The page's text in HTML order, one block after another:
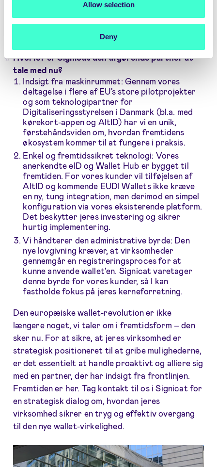
Allow selection
Deny
som er med til at forme den. Signicat er ikke en
passiv observatør – vi er en central aktør i
kernen af Europas nye digitale infrastruktur.
Hvorfor er Signicat den afgørende partner at
tale med nu?
Indsigt fra maskinrummet: Gennem vores
deltagelse i flere af EU's store pilotprojekter
og som teknologipartner for
Digitaliseringsstyrelsen i Danmark (bl.a. med
kørekort-appen og AltID) har vi en unik,
førstehåndsviden om, hvordan fremtidens
økosystem kommer til at fungere i praksis.
Enkel og fremtidssikret teknologi: Vores
anerkendte eID og Wallet Hub er bygget til
fremtiden. For vores kunder vil tilføjelsen af
AltID og kommende EUDI Wallets ikke kræve
en ny, tung integration, men derimod en simpel
konfiguration via vores eksisterende platform.
Det beskytter jeres investering og sikrer
hurtig implementering.
Vi håndterer den administrative byrde: Den
nye lovgivning kræver, at virksomheder
gennemgår en registreringsproces for at
kunne anvende wallet'en. Signicat varetager
denne byrde for vores kunder, så I kan
fastholde fokus på jeres kerneforretning.
Den europæiske wallet-revolution er ikke
længere noget, vi taler om i fremtidsform – den
sker nu. For at sikre, at jeres virksomhed er
strategisk positioneret til at gribe mulighederne,
er det essentielt at handle proaktivt og alliere sig
med en partner, der har indsigt fra frontlinjen.
Fremtiden er her. Tag kontakt til os i Signicat for
en strategisk dialog om, hvordan jeres
virksomhed sikrer en tryg og effektiv overgang
til den nye wallet-virkelighed.